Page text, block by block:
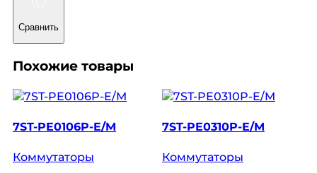
Сравнить
Похожие товары
7ST-PE0106P-E/M
Коммутаторы
7ST-PE0310P-E/M
Коммутаторы